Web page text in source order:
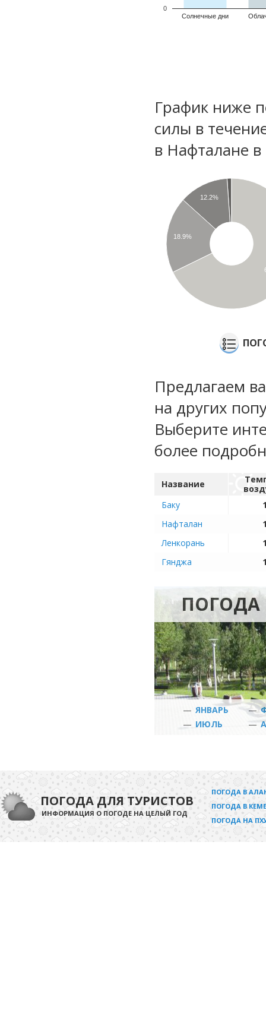
Солнечные дни
0
График ниже
силы в
в Нафталане
12.2%
18.9%
Предлагаем
на других
Выберите
более
Название
Баку
Нафталан
Ленкорань
Гянджа
ПОГОДА
— ЯНВАРЬ —
— ИЮЛЬ —
ПОГОДА ДЛЯ ТУРИСТОВ
ИНФОРМАЦИЯ О ПОГОДЕ НА ЦЕЛЫЙ ГОД
ПОГОДА В
ПОГОДА В
ПОГОДА НА